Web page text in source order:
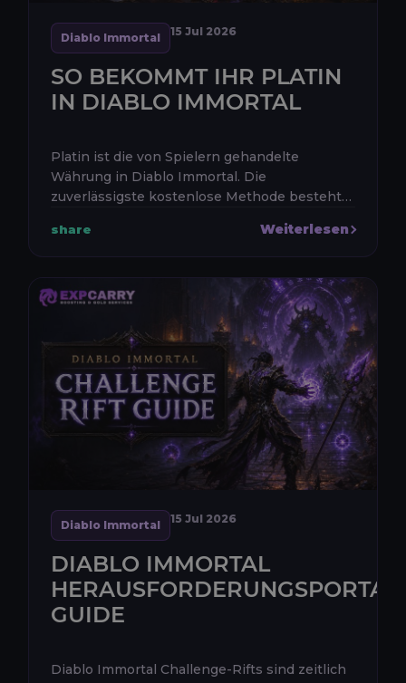
Diablo Immortal 15 Jul 2026
SO BEKOMMT IHR PLATIN
IN DIABLO IMMORTAL
Platin ist die von Spielern gehandelte
Währung in Diablo Immortal. Die
zuverlässigste kostenlose Methode besteht
das Sammeln von Kampfpunkten
abzuschließe...
share Weiterlesen
Diablo Immortal 15 Jul 2026
DIABLO IMMORTAL
HERAUSFORDERUNGSPORTAL-
GUIDE
Diablo Immortal Challenge-Rifts sind zeitlich